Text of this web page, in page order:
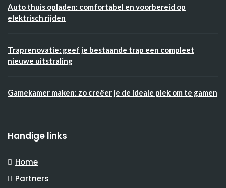
Auto thuis opladen: comfortabel en voorbereid op
elektrisch rijden
Traprenovatie: geef je bestaande trap een compleet
nieuwe uitstraling
Gamekamer maken: zo creëer je de ideale plek om te gamen
Handige links
Home
Partners